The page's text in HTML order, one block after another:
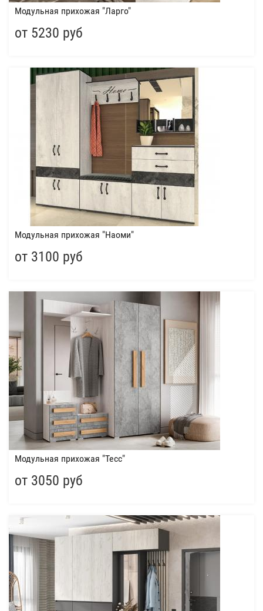
Модульная прихожая "Ларго"
от 5230 руб
Модульная прихожая "Наоми"
от 3100 руб
Модульная прихожая "Тесс"
от 3050 руб